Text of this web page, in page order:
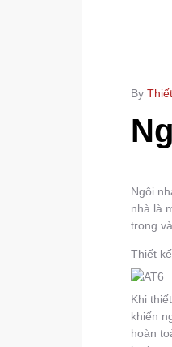
By
Ngôi
nhà là
trong
Thiết
Khi
khiến
hoàn